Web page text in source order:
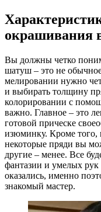
окрашивания
Вы должны четко
шатуш – это не
мелировании нужно
и выбирать толщину
колорировании с
важно. Главное – это
готовой прическе
изюминку. Кроме того,
некоторые пряди вы
другие – менее. Все
фантазии и умелых рук
оказались, именно
знакомый мастер.